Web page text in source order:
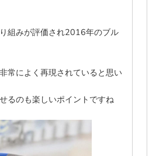
組みが評価され2016年のブル
常によく再現されていると思い
るのも楽しいポイントですね